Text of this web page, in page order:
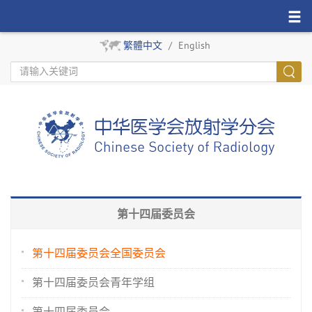
繁體中文 / English
第十四届委员会
第十四届委员会全国委员会
第十四届委员会青年学组